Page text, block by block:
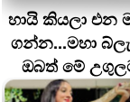
හායි කියලා එන
ගන්න...මහා
ඔබත් මේ